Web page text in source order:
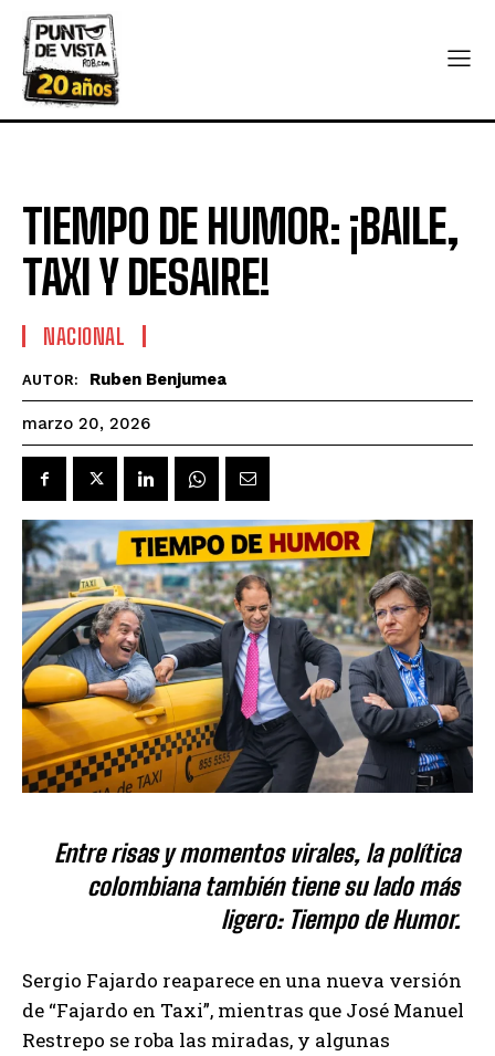
TIEMPO DE HUMOR: ¡BAILE,
TAXI Y DESAIRE!
NACIONAL
AUTOR: Ruben Benjumea
marzo 20, 2026
Entre risas y momentos virales, la política
colombiana también tiene su lado más
ligero: Tiempo de Humor.
Sergio Fajardo reaparece en una nueva versión
de “Fajardo en Taxi”, mientras que José Manuel
Restrepo se roba las miradas, y algunas